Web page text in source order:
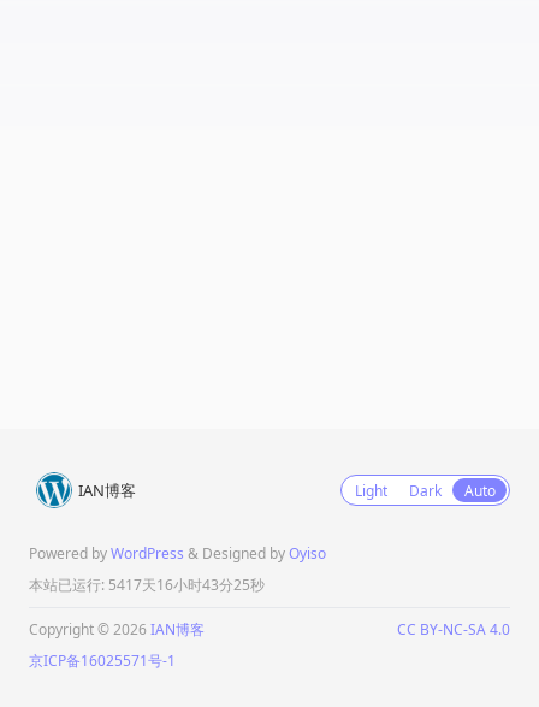
IAN博客 Light Dark Auto
Powered byWordPress & Designed byOyiso
本站已运行: 5417天16小时43分25秒
Copyright © 2026 IAN博客
CC BY-NC-SA 4.0
京ICP备16025571号-1